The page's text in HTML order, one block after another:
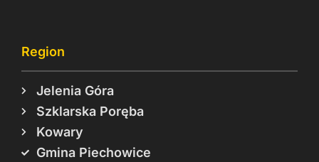
Region
Jelenia Góra
Szklarska Poręba
Kowary
Gmina Piechowice